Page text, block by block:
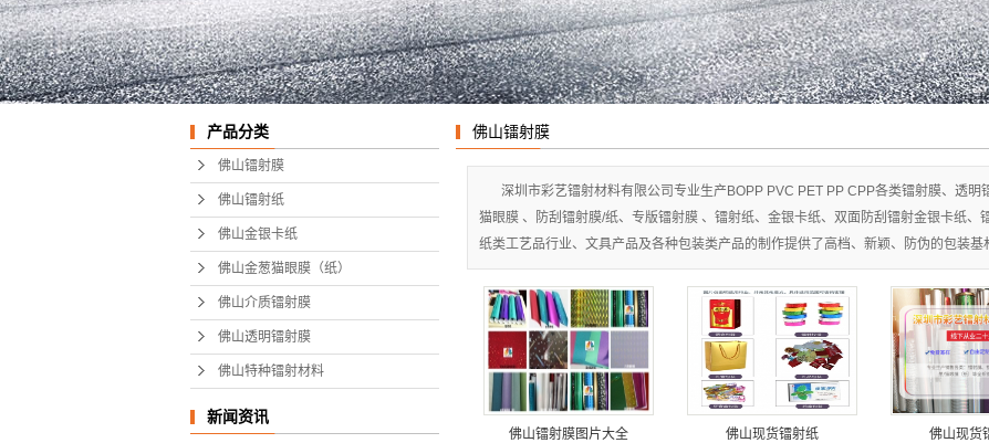
（纸）
佛山介质镭射膜
佛山透明镭射膜
佛山特种镭射材料
产品分类
佛山镭射膜
佛山镭射纸
佛山金银卡纸
佛山金葱猫眼膜（纸）
佛山介质镭射膜
佛山透明镭射膜
佛山特种镭射材料
新闻资讯
佛山镭射膜
深圳市彩艺镭射材料有限公司专业生产BOPP PVC PET PP CPP各类镭射膜、透
猫眼膜 、防刮镭射膜/纸、专版镭射膜 、镭射纸、金银卡纸、双面防刮镭射金银卡纸、
纸类工艺品行业、文具产品及各种包装类产品的制作提供了高档、新颖、防伪的包装基
佛山镭射膜图片大全 佛山现货镭射纸 佛山现货